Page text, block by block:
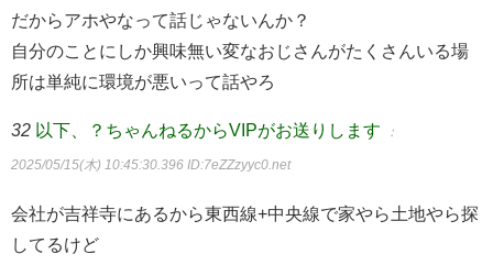
だからアホやなって話じゃないんか？
自分のことにしか興味無い変なおじさんがたくさんいる場
所は単純に環境が悪いって話やろ
32 以下、？ちゃんねるからVIPがお送りします ：
2025/05/15(木) 10:45:30.396 ID:7eZZzyyc0.net
会社が吉祥寺にあるから東西線+中央線で家やら土地やら探
してるけど